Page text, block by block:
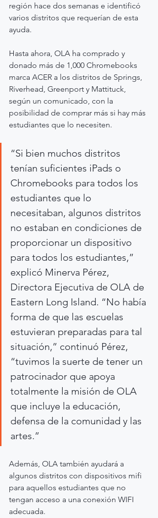
región hace dos semanas e identificó
varios distritos que requerían de esta
ayuda.
Hasta ahora, OLA ha comprado y
donado más de 1,000 Chromebooks
marca ACER a los distritos de Springs,
Riverhead, Greenport y Mattituck,
según un comunicado, con la
posibilidad de comprar más si hay más
estudiantes que lo necesiten.
“Si bien muchos distritos
tenían suficientes iPads o
Chromebooks para todos los
estudiantes que lo
necesitaban, algunos distritos
no estaban en condiciones de
proporcionar un dispositivo
para todos los estudiantes,”
explicó Minerva Pérez,
Directora Ejecutiva de OLA de
Eastern Long Island. “No había
forma de que las escuelas
estuvieran preparadas para tal
situación,” continuó Pérez,
“tuvimos la suerte de tener un
patrocinador que apoya
totalmente la misión de OLA
que incluye la educación,
defensa de la comunidad y las
artes.”
Además, OLA también ayudará a
algunos distritos con dispositivos mifi
para aquellos estudiantes que no
tengan acceso a una conexión WIFI
adecuada.